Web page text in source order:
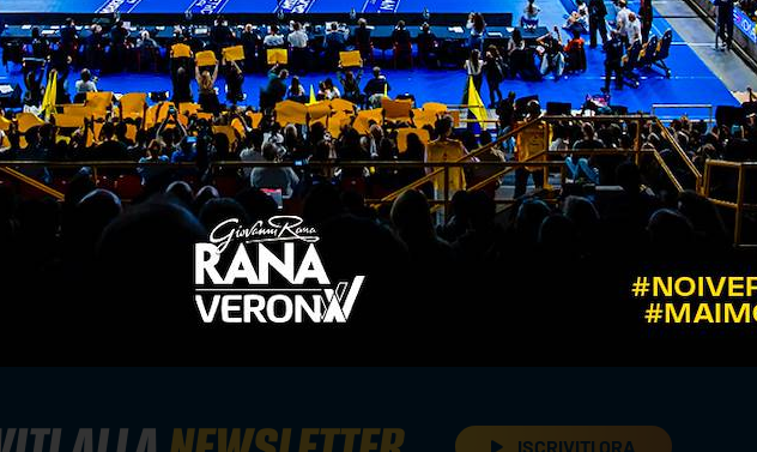
fermo due partite per piccoli acciacchi, altrimenti sarebbe stato
chi la squadra gioca meglio in quel momento”.
cisterna volley
ISCRIVITI ORA